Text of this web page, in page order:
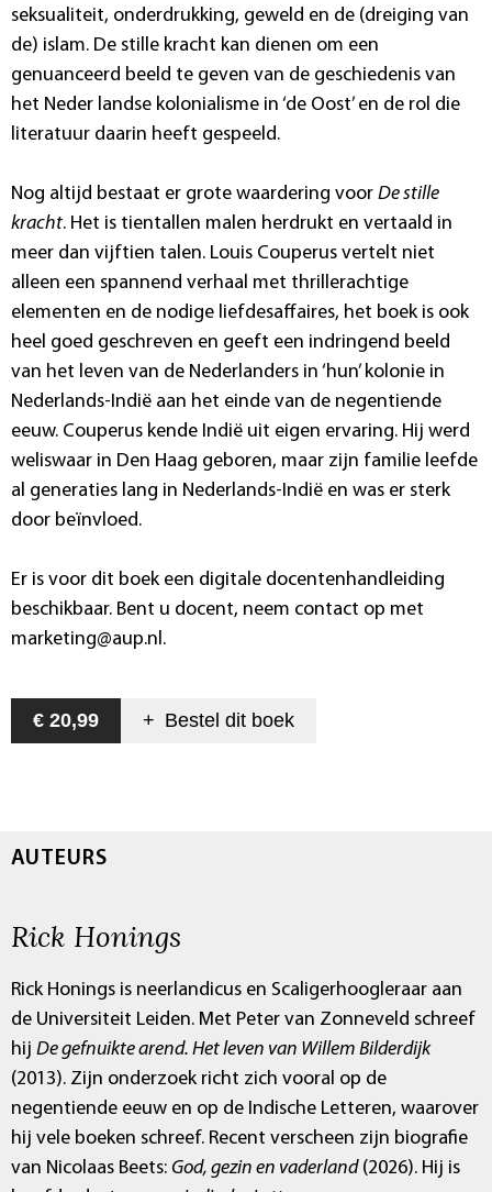
seksualiteit, onderdrukking, geweld en de (dreiging van
de) islam. De stille kracht kan dienen om een
genuanceerd beeld te geven van de geschiedenis van
het Neder landse kolonialisme in ‘de Oost’ en de rol die
literatuur daarin heeft gespeeld.
Nog altijd bestaat er grote waardering voor De stille
kracht. Het is tientallen malen herdrukt en vertaald in
meer dan vijftien talen. Louis Couperus vertelt niet
alleen een spannend verhaal met thrillerachtige
elementen en de nodige liefdesaffaires, het boek is ook
heel goed geschreven en geeft een indringend beeld
van het leven van de Nederlanders in ‘hun’ kolonie in
Nederlands-Indië aan het einde van de negentiende
eeuw. Couperus kende Indië uit eigen ervaring. Hij werd
weliswaar in Den Haag geboren, maar zijn familie leefde
al generaties lang in Nederlands-Indië en was er sterk
door beïnvloed.
Er is voor dit boek een digitale docentenhandleiding
beschikbaar. Bent u docent, neem contact op met
marketing@aup.nl.
€ 20,99 + Bestel dit boek
AUTEURS
Rick Honings
Rick Honings is neerlandicus en Scaligerhoogleraar aan
de Universiteit Leiden. Met Peter van Zonneveld schreef
hij De gefnuikte arend. Het leven van Willem Bilderdijk
(2013). Zijn onderzoek richt zich vooral op de
negentiende eeuw en op de Indische Letteren, waarover
hij vele boeken schreef. Recent verscheen zijn biografie
van Nicolaas Beets: God, gezin en vaderland(2026). Hij is